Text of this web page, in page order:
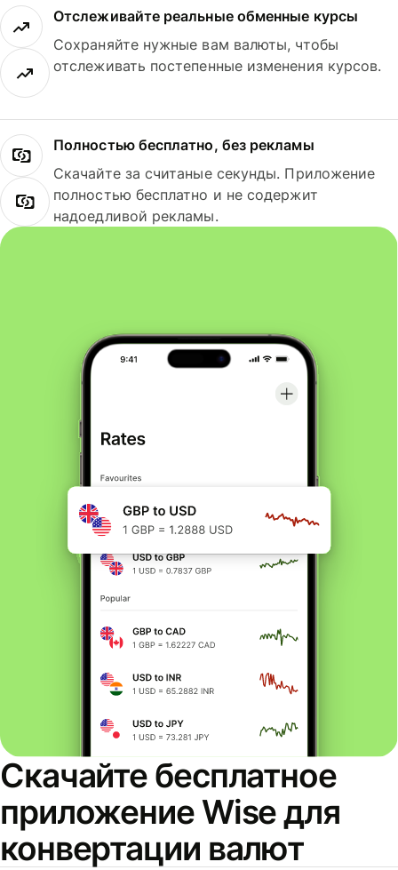
Отслеживайте реальные обменные курсы
Сохраняйте нужные вам валюты, чтобы
отслеживать постепенные изменения курсов.
Полностью бесплатно, без рекламы
Скачайте за считаные секунды. Приложение
полностью бесплатно и не содержит
надоедливой рекламы.
Скачайте бесплатное
приложение Wise для
конвертации валют